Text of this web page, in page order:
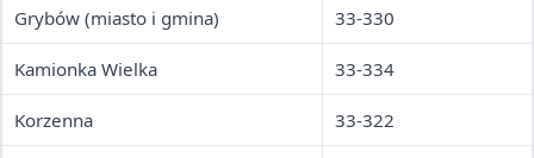
Grybów (miasto i gmina) 33-330
Kamionka Wielka 33-334
Korzenna 33-322